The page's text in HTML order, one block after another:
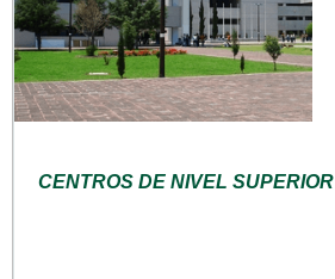
CENTROS DE NIVEL SUPERIOR